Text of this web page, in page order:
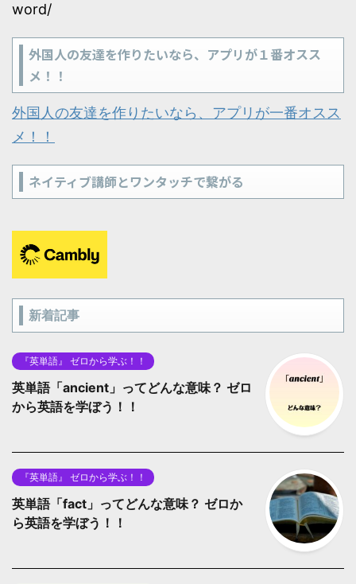
word/
外国人の友達を作りたいなら、アプリが１番オスス
メ！！
外国人の友達を作りたいなら、アプリが一番オスス
メ！！
ネイティブ講師とワンタッチで繋がる
新着記事
『英単語』 ゼロから学ぶ！！
英単語「ancient」ってどんな意味？ ゼロ
から英語を学ぼう！！
『英単語』 ゼロから学ぶ！！
英単語「fact」ってどんな意味？ ゼロか
ら英語を学ぼう！！